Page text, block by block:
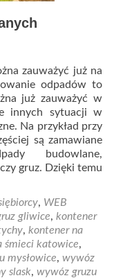
zauważyć już na
odpadów to
już zauważyć w
innych sytuacji w
Na przykład przy
są zamawiane
budowlane,
gruz. Dzięki temu
, WEB
gliwice, kontener
, kontener na
śmieci katowice,
mysłowice, wywóz
slask, wywóz gruzu